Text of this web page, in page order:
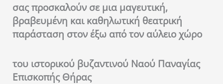
σας προσκαλούν σε μια μαγευτική,
βραβευμένη και καθηλωτική θεατρική
παράσταση στον έξω από τον αύλειο χώρο
του ιστορικού βυζαντινού Ναού Παναγίας
Επισκοπής Θήρας